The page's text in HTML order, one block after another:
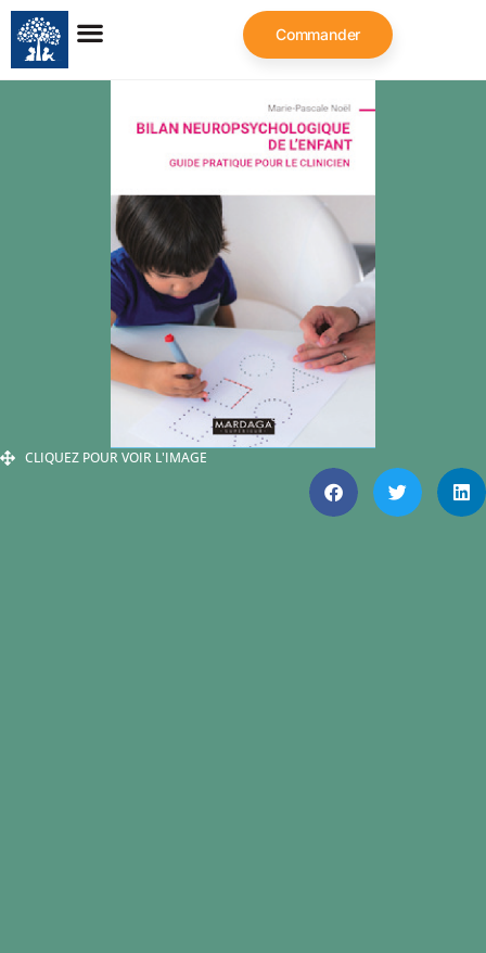
Commander
CLIQUEZ POUR VOIR L'IMAGE